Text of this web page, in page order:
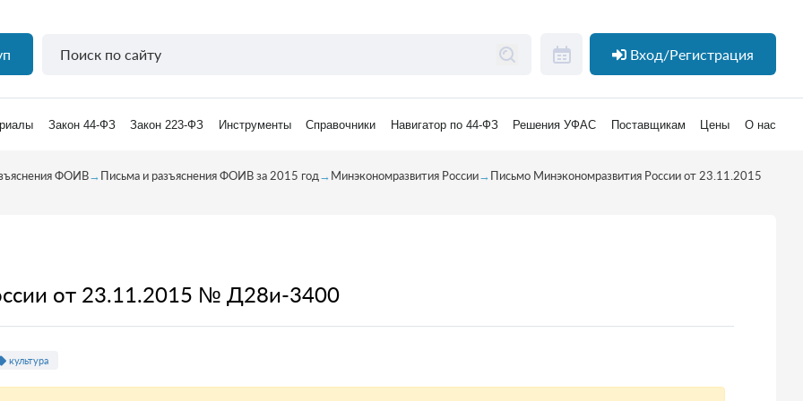
Вход/Регистрация
Закон 44-ФЗ Закон 223-ФЗ Инструменты Справочники Навигатор по 44-ФЗ Решения УФАС Поставщикам Цены О нас
ФОИВ→Письма и разъяснения ФОИВ за 2015 год→Минэкономразвития России→Письмо Минэкономразвития России от 23.11.2015
от 23.11.2015 № Д28и-3400
культура